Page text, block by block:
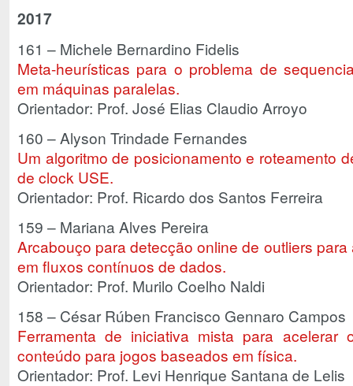
2017
161 – Michele Bernardino Fidelis
Meta-heurísticas para o problema de
em máquinas paralelas.
Orientador: Prof. José Elias Claudio Arroyo
160 – Alyson Trindade Fernandes
Um algoritmo de posicionamento e roteamento
de clock USE.
Orientador: Prof. Ricardo dos Santos Ferreira
159 – Mariana Alves Pereira
Arcabouço para detecção online de outliers
em fluxos contínuos de dados.
Orientador: Prof. Murilo Coelho Naldi
158 – César Rúben Francisco Gennaro Campos
Ferramenta de iniciativa mista para
conteúdo para jogos baseados em física.
Orientador: Prof. Levi Henrique Santana de Lelis